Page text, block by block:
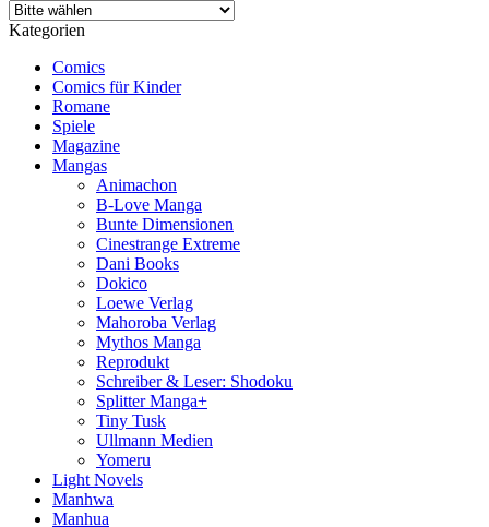
Kategorien
Comics
Comics für Kinder
Romane
Spiele
Magazine
Mangas
Animachon
B-Love Manga
Bunte Dimensionen
Cinestrange Extreme
Dani Books
Dokico
Loewe Verlag
Mahoroba Verlag
Mythos Manga
Reprodukt
Schreiber & Leser: Shodoku
Splitter Manga+
Tiny Tusk
Ullmann Medien
Yomeru
Light Novels
Manhwa
Manhua